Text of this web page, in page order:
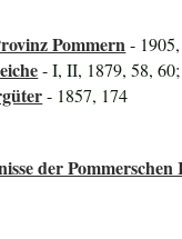
Pommern-
- I, II, 1879, 58,
- 1857, 174
der Pommerschen